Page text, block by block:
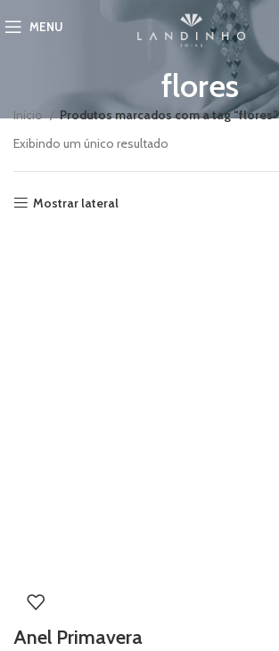
MENU
flores
Início
Produtos marcados com a tag “flores”
Exibindo um único resultado
Mostrar lateral
Anel Primavera